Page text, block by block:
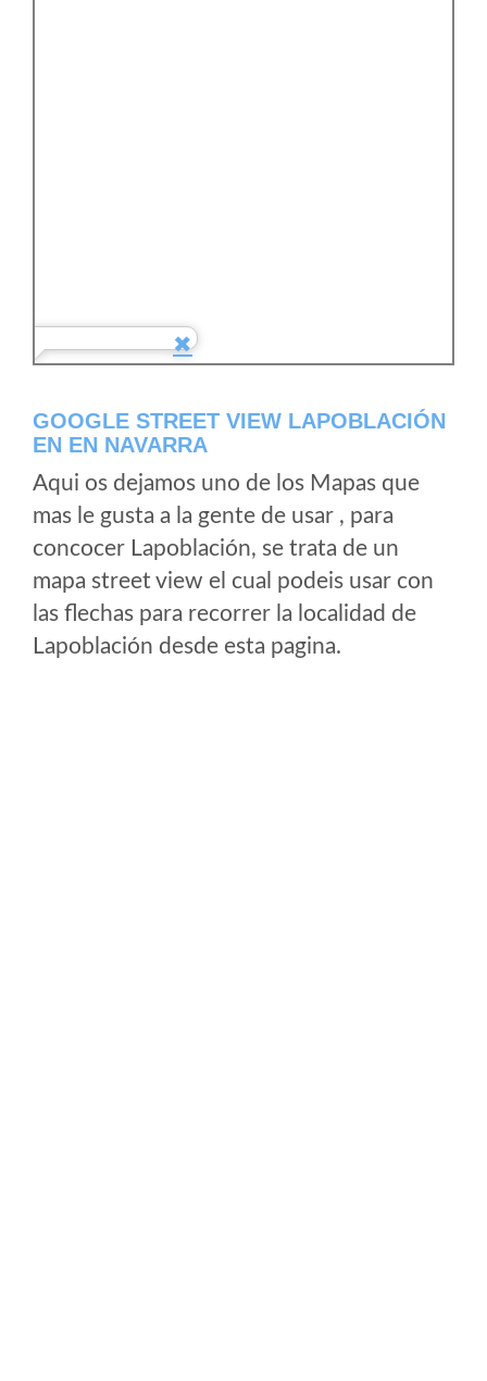
GOOGLE STREET VIEW LAPOBLACIÓN
EN EN NAVARRA
Aqui os dejamos uno de los Mapas que
mas le gusta a la gente de usar , para
concocer Lapoblación, se trata de un
mapa street view el cual podeis usar con
las flechas para recorrer la localidad de
Lapoblación desde esta pagina.